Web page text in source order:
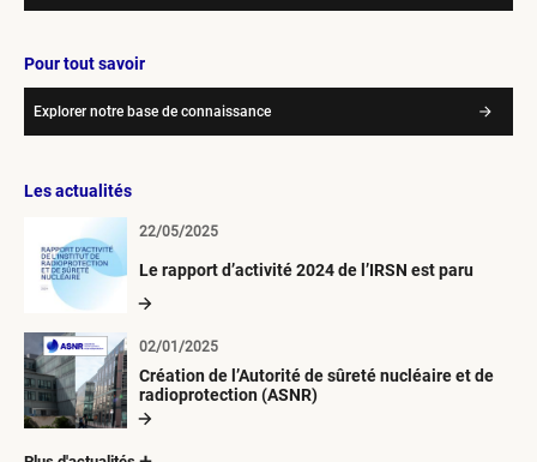
Pour tout savoir
Explorer notre base de connaissance
Les actualités
Le rapport d’activité 2024 de l’IRSN est paru
22/05/2025
Création de l’Autorité de sûreté nucléaire et de
radioprotection (ASNR)
02/01/2025